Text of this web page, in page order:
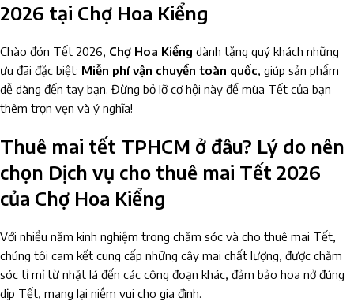
2026 tại Chợ Hoa Kiểng
Chào đón Tết 2026, Chợ Hoa Kiểng dành tặng quý khách những
ưu đãi đặc biệt: Miễn phí vận chuyển toàn quốc, giúp sản phẩm
dễ dàng đến tay bạn. Đừng bỏ lỡ cơ hội này để mùa Tết của bạn
thêm trọn vẹn và ý nghĩa!
Thuê mai tết TPHCM ở đâu? Lý do nên
chọn Dịch vụ cho thuê mai Tết 2026
của Chợ Hoa Kiểng
Với nhiều năm kinh nghiệm trong chăm sóc và cho thuê mai Tết,
chúng tôi cam kết cung cấp những cây mai chất lượng, được chăm
sóc tỉ mỉ từ nhặt lá đến các công đoạn khác, đảm bảo hoa nở đúng
dịp Tết, mang lại niềm vui cho gia đình.